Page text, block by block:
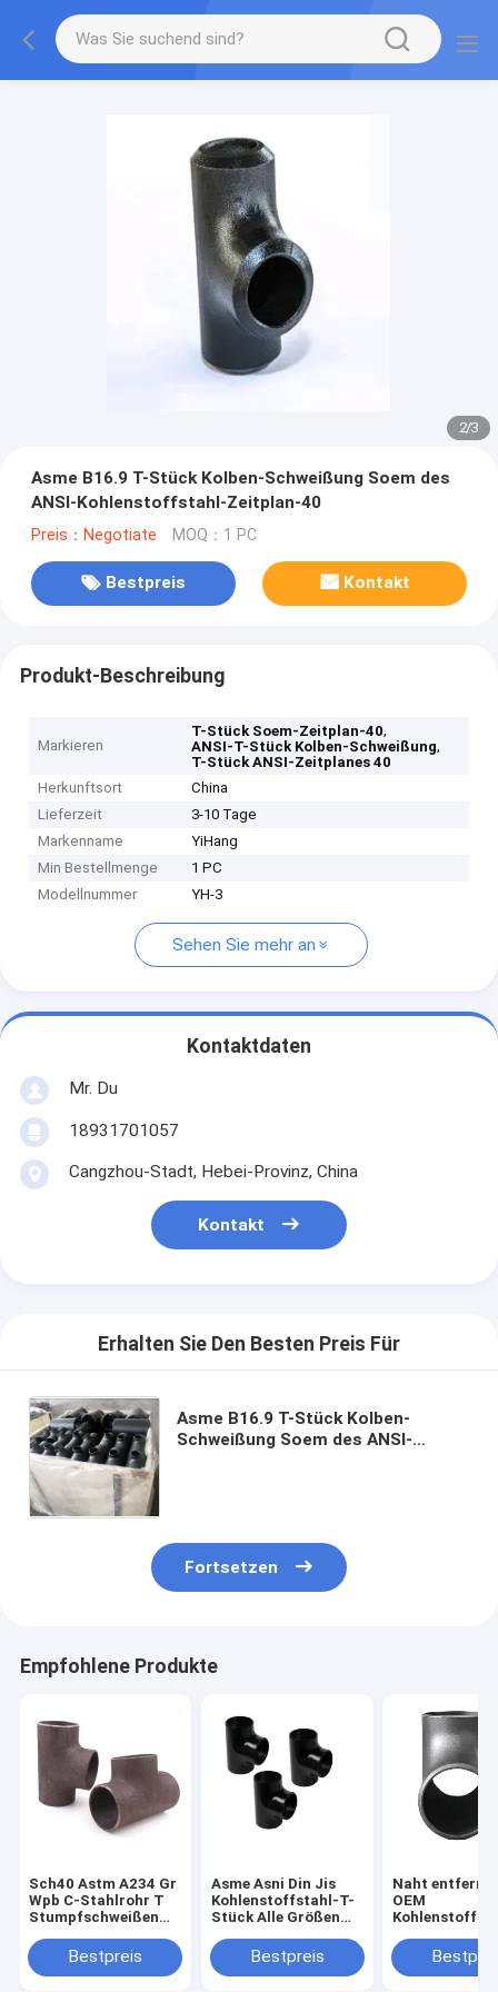
2/3
Asme B16.9 T-Stück Kolben-Schweißung Soem des
ANSI-Kohlenstoffstahl-Zeitplan-40
Preis：Negotiate MOQ：1 PC
Bestpreis Kontakt
Produkt-Beschreibung
Markieren
T-Stück Soem-Zeitplan-40,
ANSI-T-Stück Kolben-Schweißung,
T-Stück ANSI-Zeitplanes 40
Herkunftsort
China
Lieferzeit
3-10 Tage
Markenname
YiHang
Min Bestellmenge
1 PC
Modellnummer
YH-3
Sehen Sie mehr an
Kontaktdaten
Mr. Du
18931701057
Cangzhou-Stadt, Hebei-Provinz, China
Kontakt
Erhalten Sie Den Besten Preis Für
Asme B16.9 T-Stück Kolben-
Schweißung Soem des ANSI-
Fortsetzen
Empfohlene Produkte
Sch40 Astm A234 Gr
Wpb C-Stahlrohr T
Stumpfschweißen
Bestpreis
Asme Asni Din Jis
Kohlenstoffstahl-T-
Stück Alle Größen
40 Sch80Bestpreis
Naht
OEM
A234 Wpb